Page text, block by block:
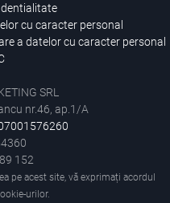
cu caracter personal
a datelor cu caracter personal
SRL
nr.46, ap.1/A
152
pe acest site, vă exprimați acordul
urilor.